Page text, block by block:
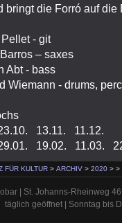
bringt die Forró auf die
- git
– saxes
Abt - bass
Wiemann - drums,
13.11. 11.12.
19.02. 11.03.
FÜR KULTUR > ARCHIV > 2020 > >
| St. Johanns-Rheinweg
täglich geöffnet | Sonntag bis